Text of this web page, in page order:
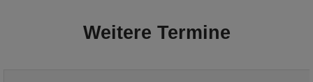
Weitere Termine